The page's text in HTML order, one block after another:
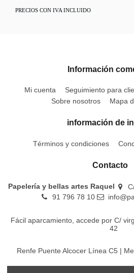
PRECIOS CON IVA INCLUIDO
Información
Mi cuenta
Seguimiento para
Sobre nosotros
Mapa
información de
Términos y condiciones
Contacto
Papelería y bellas artes Raquel
91 796 78 10
Fácil aparcamiento, accede por C/
42
Renfe Puente Alcocer Línea C5 |